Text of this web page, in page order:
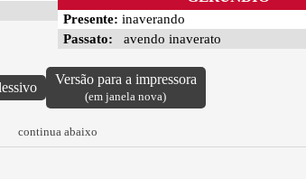
Presente: inaverando
Passato: avendo inaverato
Versão para a impressora
(em janela nova)
continua abaixo